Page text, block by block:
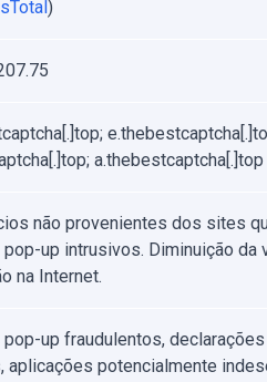
)
a.thebestcaptcha[.]top
não provenientes dos sites
pop-up intrusivos. Diminuição da
na Internet.
pop-up fraudulentos,
aplicações potencialmente